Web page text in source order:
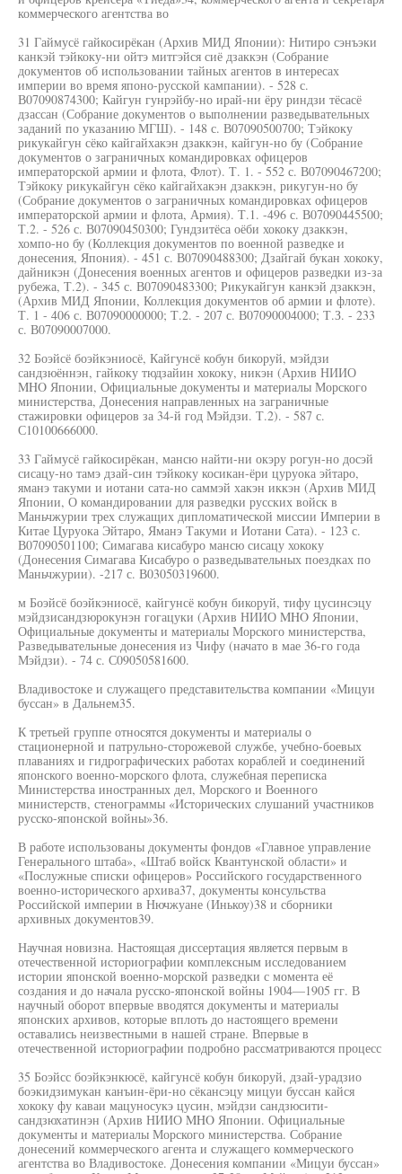
коммерческого агентства во
31 Гаймусё гайкосирёкан (Архив МИД Японии): Нитиро сэнъэки
канкэй тэйкоку-ни ойтэ митгэйся сиё дзаккэн (Собрание
документов об использовании тайных агентов в интересах
империи во время японо-русской кампании). - 528 с.
В07090874300; Кайгун гунрэйбу-но ирай-ни ёру риндзи тёсасё
дзассан (Собрание документов о выполнении разведывательных
заданий по указанию МГШ). - 148 с. В07090500700; Тэйкоку
рикукайгун сёко кайгайхакэн дзаккэн, кайгун-но бу (Собрание
документов о заграничных командировках офицеров
императорской армии и флота, Флот). Т. 1. - 552 с. В07090467200;
Тэйкоку рикукайгун сёко кайгайхакэн дзаккэн, рикугун-но бу
(Собрание документов о заграничных командировках офицеров
императорской армии и флота, Армия). Т.1. -496 с. В07090445500;
Т.2. - 526 с. В07090450300; Гундзитёса оёби хококу дзаккэн,
хомпо-но бу (Коллекция документов по военной разведке и
донесения, Япония). - 451 с. В07090488300; Дзайгай букан хококу,
дайникэн (Донесения военных агентов и офицеров разведки из-за
рубежа, Т.2). - 345 с. В07090483300; Рикукайгун канкэй дзаккэн,
(Архив МИД Японии, Коллекция документов об армии и флоте).
Т. 1 - 406 с. В07090000000; Т.2. - 207 с. В07090004000; Т.З. - 233
с. В07090007000.
32 Боэйсё боэйкэниосё, Кайгунсё кобун бикоруй, мэйдзи
сандзюённэн, гайкоку тюдзайин хококу, никэн (Архив НИИО
MHO Японии, Официальные документы и материалы Морского
министерства, Донесения направленных на заграничные
стажировки офицеров за 34-й год Мэйдзи. Т.2). - 587 с.
С10100666000.
33 Гаймусё гайкосирёкан, мансю найти-ни окэру рогун-но досэй
сисацу-но тамэ дзай-син тэйкоку косикан-ёри цуруока эйтаро,
яманэ такуми и иотани сата-но саммэй хакэн иккэн (Архив МИД
Японии, О командировании для разведки русских войск в
Маньчжурии трех служащих дипломатической миссии Империи в
Китае Цуруока Эйтаро, Яманэ Такуми и Иотани Сата). - 123 с.
В07090501100; Симагава кисабуро мансю сисацу хококу
(Донесения Симагава Кисабуро о разведывательных поездках по
Маньчжурии). -217 с. В03050319600.
м Боэйсё боэйкэниосё, кайгунсё кобун бикоруй, тифу цусинсэцу
мэйдзисандзюрокунэн гогацуки (Архив НИИО MHO Японии,
Официальные документы и материалы Морского министерства,
Разведывательные донесения из Чифу (начато в мае 36-го года
Мэйдзи). - 74 с. С09050581600.
Владивостоке и служащего представительства компании «Мицуи
буссан» в Дальнем35.
К третьей группе относятся документы и материалы о
стационерной и патрульно-сторожевой службе, учебно-боевых
плаваниях и гидрографических работах кораблей и соединений
японского военно-морского флота, служебная переписка
Министерства иностранных дел, Морского и Военного
министерств, стенограммы «Исторических слушаний участников
русско-японской войны»36.
В работе использованы документы фондов «Главное управление
Генерального штаба», «Штаб войск Квантунской области» и
«Послужные списки офицеров» Российского государственного
военно-исторического архива37, документы консульства
Российской империи в Нючжуане (Инькоу)38 и сборники
архивных документов39.
Научная новизна. Настоящая диссертация является первым в
отечественной историографии комплексным исследованием
истории японской военно-морской разведки с момента её
создания и до начала русско-японской войны 1904—1905 гг. В
научный оборот впервые вводятся документы и материалы
японских архивов, которые вплоть до настоящего времени
оставались неизвестными в нашей стране. Впервые в
отечественной историографии подробно рассматриваются процесс
35 Боэйсс боэйкэнкюсё, кайгунсё кобун бикоруй, дзай-урадзио
боэкидзимукан канъин-ёри-но сёкансэцу мицуи буссан кайся
хококу фу каваи мацуносукэ цусин, мэйдзи сандзюсити-
сандзюхатинэн (Архив НИИО MHO Японии. Официальные
документы и материалы Морского министерства. Собрание
донесений коммерческого агента и служащего коммерческого
агентства во Владивостоке. Донесения компании «Мицуи буссан»